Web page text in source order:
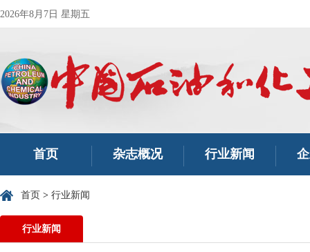
2026年8月7日 星期五
首页 杂志概况 行业新闻
首页 > 行业新闻
行业新闻